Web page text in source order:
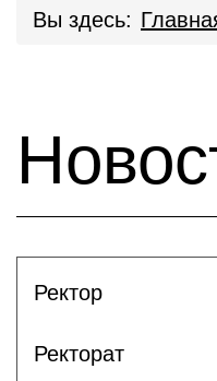
Вы здесь:
Ректор
Ректорат